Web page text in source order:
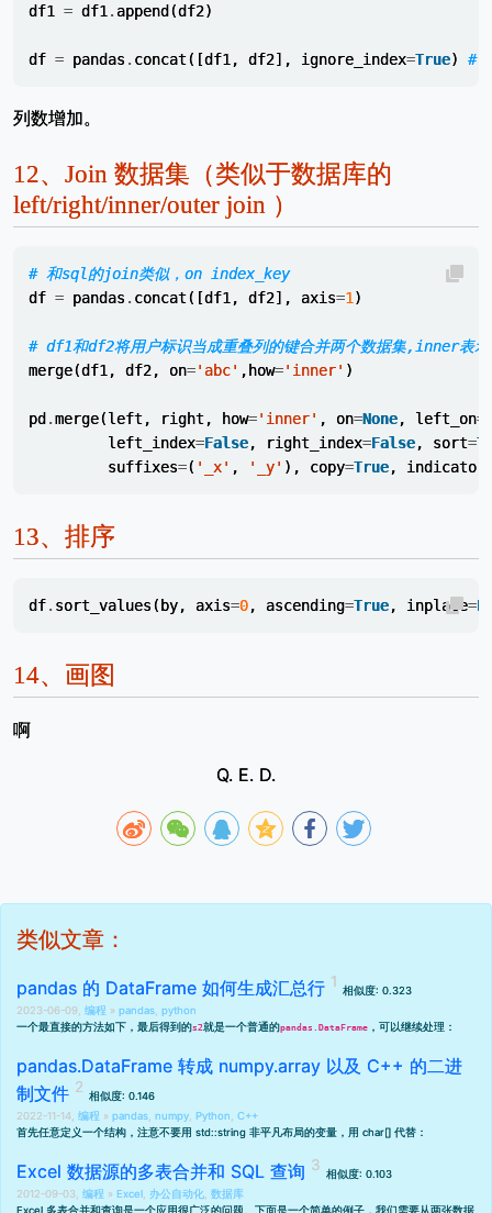
df1 = df1. append (df2)
df = pandas . concat([df1, df2], ignore_index=True) #
列数增加。
12、 Join 数据集（类似于数据库的
left/right/inner/outer join ）
# 和sql的join类似，on index_key
df = pandas . concat([df1, df2], axis=1)
# df1和df2将用户标识当成重叠列的键合并两个数据集,inner表
merge(df1, df2, on='abc' , how='inner' )
pd .merge(left, right, how='inner' , on=None, left_on=
left_index=False, right_index=False, sort=
suffixes=( '_x' , '_y' ), copy=True, indicator
13、 排序
df. sort_values( by, axis=0, ascending=True, inplace=
14、 画图
啊
Q. E. D.
类似文章：
pandas 的 DataFrame 如何生成汇总行
相似度: 0.323
2023-06-09, 编程 » pandas, python
一个最直接的方法如下，最后得到的s2就是一个普通的pandas.DataFrame ，可以继续处理：
pandas.DataFrame 转成 numpy.array 以及 C++ 的二进
制文件
相似度: 0.146
2022-11-14, 编程 » pandas, numpy, Python, C++
首先任意定义一个结构，注意不要用 std::string 非平凡布局的变量，用 char[] 代替：
Excel 数据源的多表合并和 SQL 查询
相似度: 0.103
2012-09-03, 编程 » Excel, 办公自动化, 数据库
Excel 多表合并和查询是一个应用很广泛的问题。下面是一个简单的例子，我们需要从两张数据